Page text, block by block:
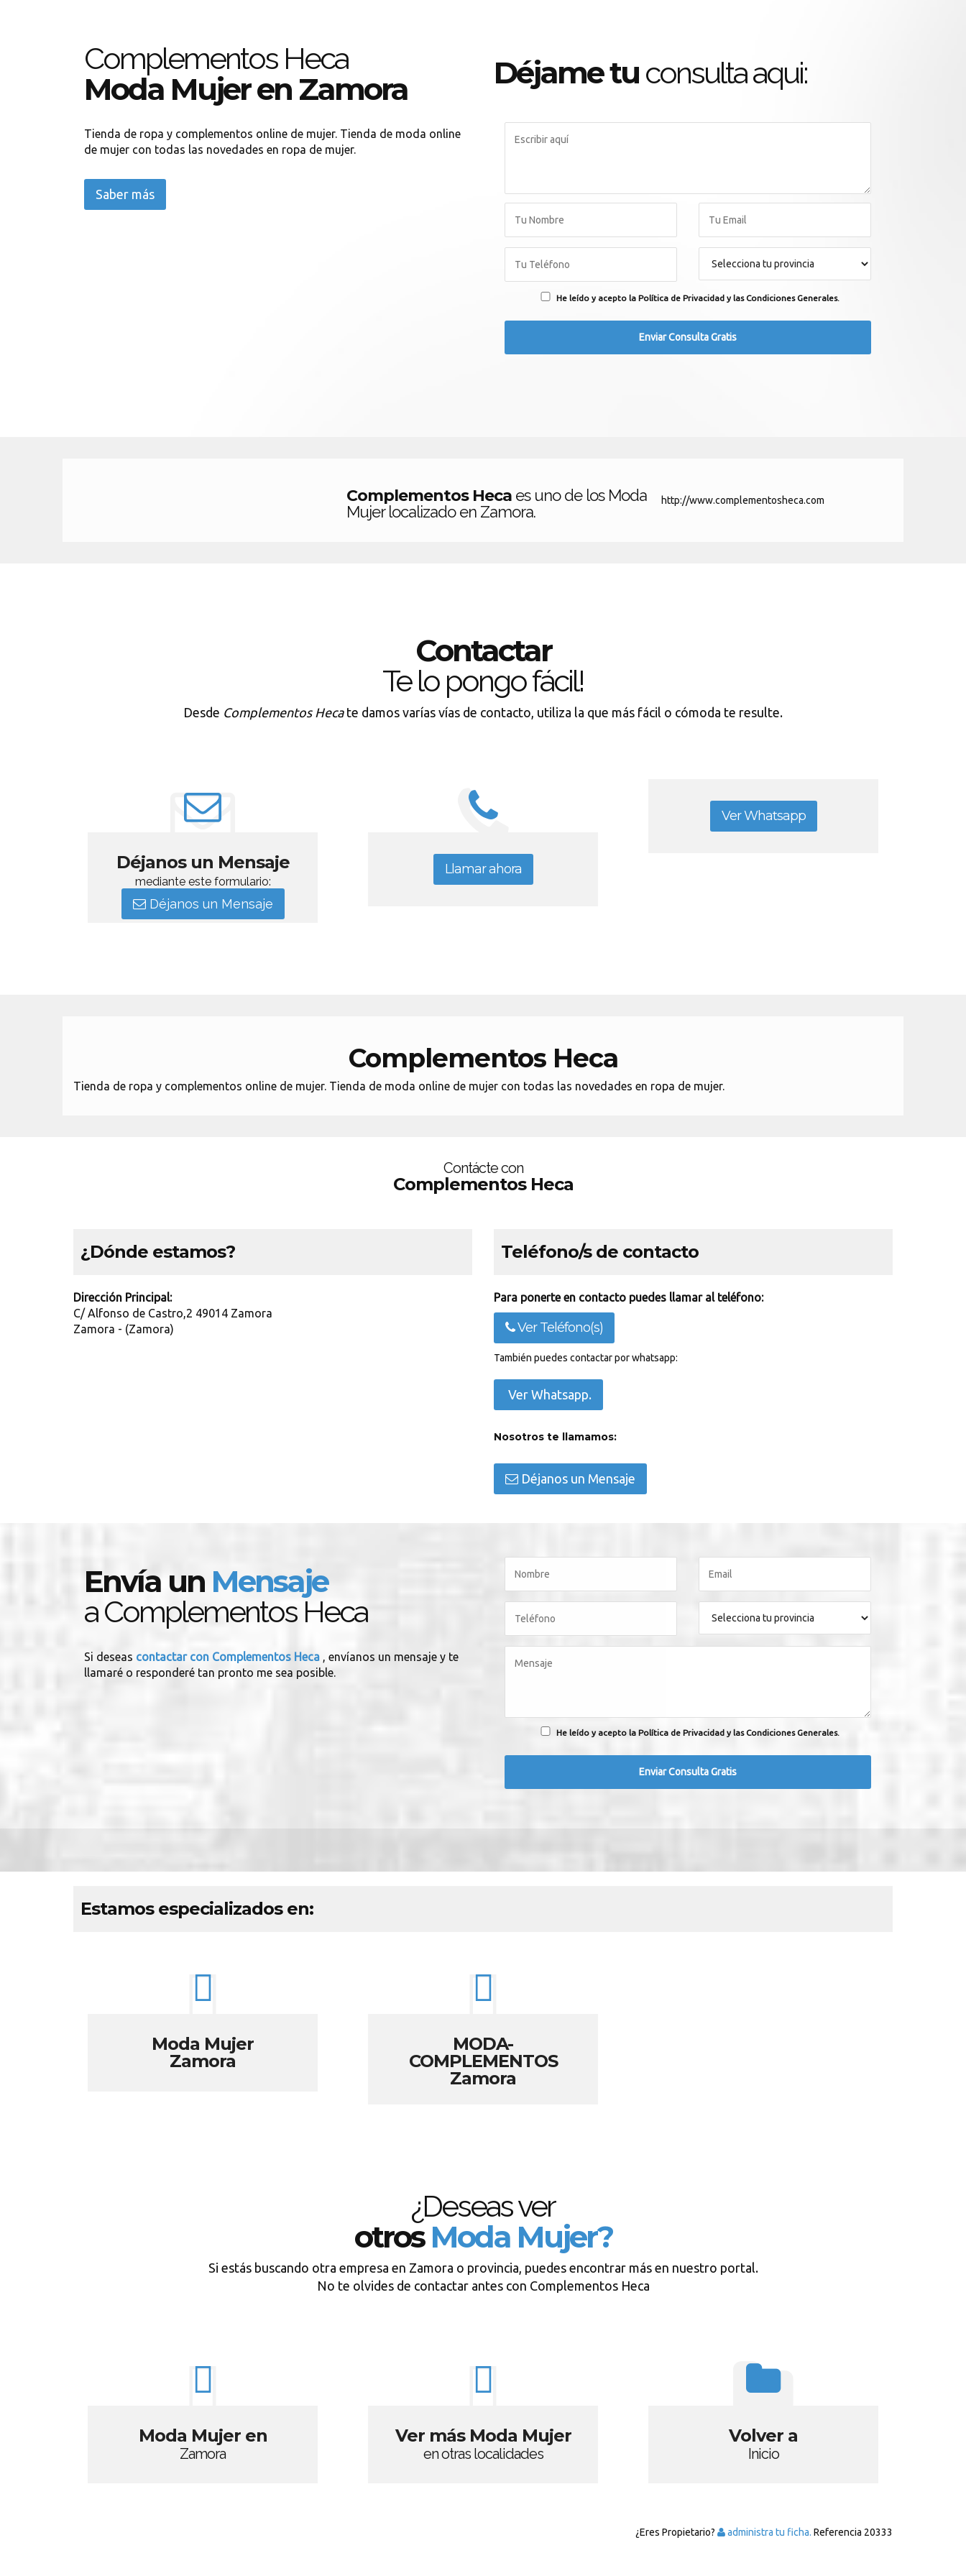
Complementos Heca
Moda Mujer en Zamora
Tienda de ropa y complementos online de mujer. Tienda de moda online
de mujer con todas las novedades en ropa de mujer.
Saber más
Déjame tu consulta aqui:
He leído y acepto la Política de Privacidad y las Condiciones Generales.
Complementos Heca es uno de los Moda
Mujer localizado en Zamora.
http://www.complementosheca.com
Contactar
Te lo pongo fácil!
Desde Complementos Hecate damos varías vías de contacto, utiliza la que más fácil o cómoda te resulte.
Déjanos un Mensaje
mediante este formulario:
Déjanos un Mensaje
Llamar ahora
Ver Whatsapp
Complementos Heca
Tienda de ropa y complementos online de mujer. Tienda de moda online de mujer con todas las novedades en ropa de mujer.
Contácte con
Complementos Heca
¿Dónde estamos?
Dirección Principal:
C/ Alfonso de Castro,2 49014 Zamora
Zamora - (Zamora)
Teléfono/s de contacto
Para ponerte en contacto puedes llamar al teléfono:
Ver Teléfono(s)
También puedes contactar por whatsapp:
Ver Whatsapp.
Nosotros te llamamos:
Déjanos un Mensaje
Envía un Mensaje
a Complementos Heca
Si deseas contactar con Complementos Heca , envíanos un mensaje y te
llamaré o responderé tan pronto me sea posible.
He leído y acepto la Política de Privacidad y las Condiciones Generales.
Estamos especializados en:
Moda Mujer
Zamora
MODA-
COMPLEMENTOS
Zamora
¿Deseas ver
otrosModa Mujer?
Si estás buscando otra empresa en Zamora o provincia, puedes encontrar más en nuestro portal.
No te olvides de contactar antes con Complementos Heca
Moda Mujer en
Zamora
Ver más Moda Mujer
en otras localidades
Volver a
Inicio
¿Eres Propietario? administra tu ficha. Referencia 20333